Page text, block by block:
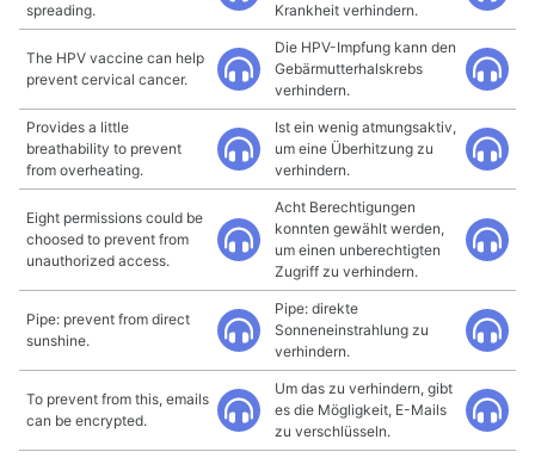
spreading.
Krankheit verhindern.
The HPV vaccine can help
prevent cervical cancer.
Die HPV-Impfung kann den
Gebärmutterhalskrebs
verhindern.
Provides a little
breathability to prevent
from overheating.
Ist ein wenig atmungsaktiv,
um eine Überhitzung zu
verhindern.
Eight permissions could be
choosed to prevent from
unauthorized access.
Acht Berechtigungen
konnten gewählt werden,
um einen unberechtigten
Zugriff zu verhindern.
Pipe: prevent from direct
sunshine.
Pipe: direkte
Sonneneinstrahlung zu
verhindern.
To prevent from this, emails
can be encrypted.
Um das zu verhindern, gibt
es die Mögligkeit, E-Mails
zu verschlüsseln.